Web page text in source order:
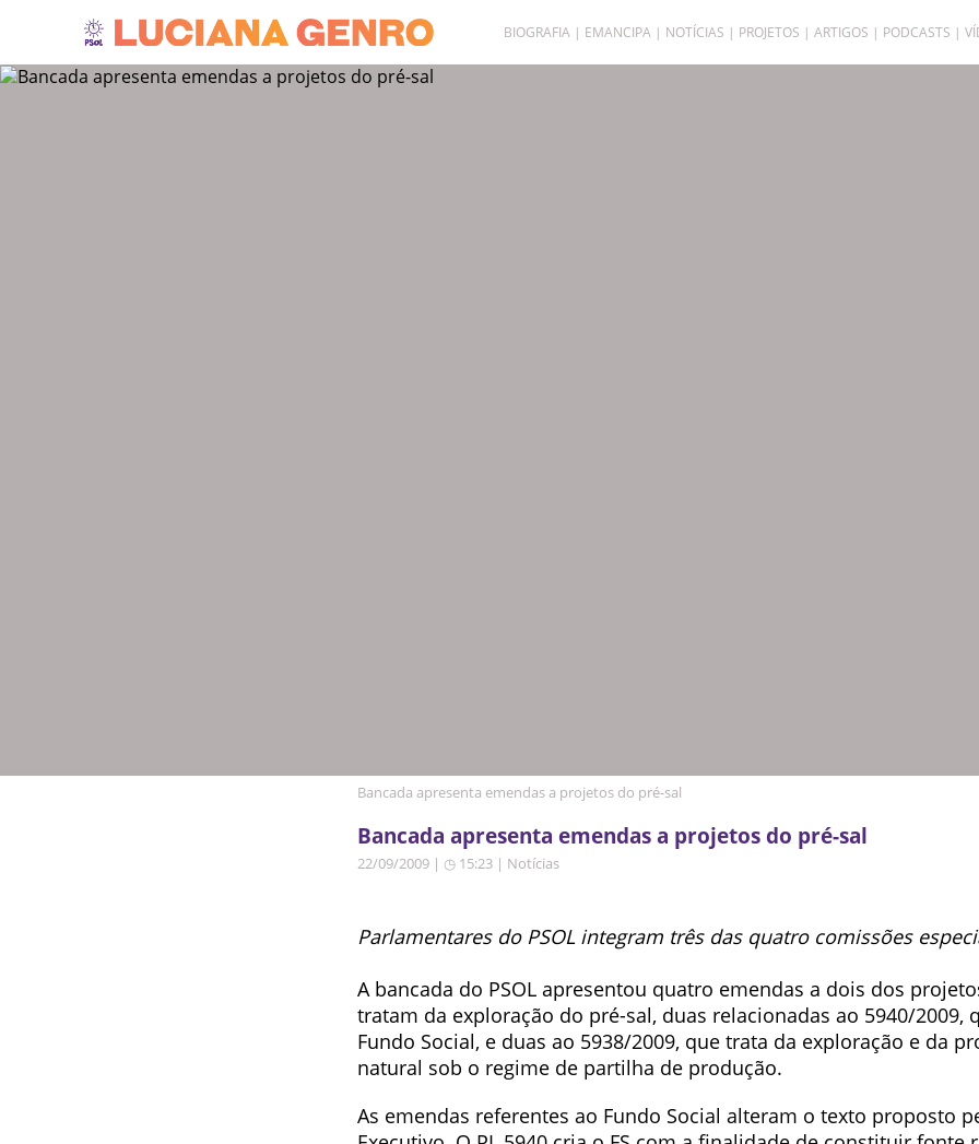
BIOGRAFIA EMANCIPA NOTÍCIAS PROJETOS ARTIGOS PODCASTS
Bancada apresenta emendas a projetos do pré-sal
Bancada apresenta emendas a projetos do pré-sal
22/09/2009 | ◷ 15:23 | Notícias
Parlamentares do PSOL integram três das quatro comissões
A bancada do PSOL apresentou quatro emendas a dois dos
tratam da exploração do pré-sal, duas relacionadas ao 5940/2009,
Fundo Social, e duas ao 5938/2009, que trata da exploração e da
natural sob o regime de partilha de produção.
As emendas referentes ao Fundo Social alteram o texto proposto